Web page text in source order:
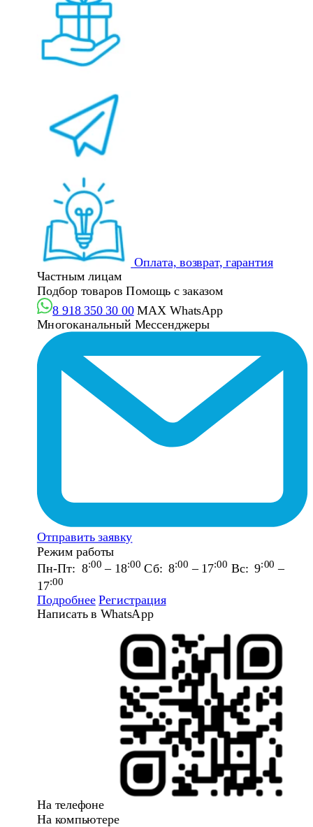
Оплата, возврат, гарантия
Частным лицам
Подбор товаров Помощь с заказом
8 918 350 30 00 MAX WhatsApp
Многоканальный Мессенджеры
Отправить заявку
Режим работы
Пн-Пт: 8:00 – 18:00 Сб: 8:00 – 17:00 Вс: 9:00 –
17:00
Подробнее Регистрация
Написать в WhatsApp
На телефоне
На компьютере